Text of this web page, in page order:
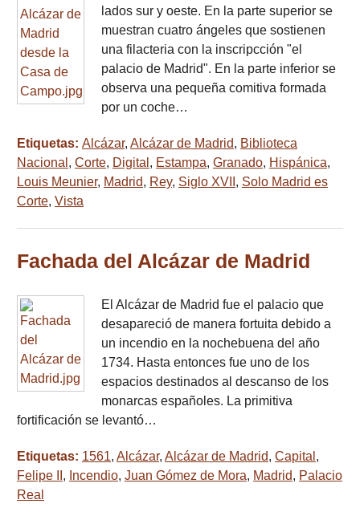
lados sur y oeste. En la parte superior se
muestran cuatro ángeles que sostienen
una filacteria con la inscripcción "el
palacio de Madrid". En la parte inferior se
observa una pequeña comitiva formada
por un coche…
Etiquetas: Alcázar, Alcázar de Madrid, Biblioteca
Nacional , Corte, Digital , Estampa, Granado, Hispánica,
Louis Meunier, Madrid, Rey, Siglo XVII , Solo Madrid es
Corte, Vista
Fachada del Alcázar de Madrid
El Alcázar de Madrid fue el palacio que
desapareció de manera fortuita debido a
un incendio en la nochebuena del año
1734. Hasta entonces fue uno de los
espacios destinados al descanso de los
monarcas españoles. La primitiva
fortificación se levantó…
Etiquetas: 1561, Alcázar, Alcázar de Madrid, Capital ,
Felipe II , Incendio, Juan Gómez de Mora, Madrid, Palacio
Real